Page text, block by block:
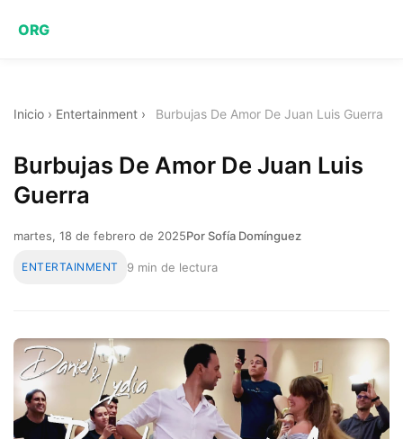
ORG
Inicio › Entertainment › Burbujas De Amor De Juan Luis Guerra
Burbujas De Amor De Juan Luis
Guerra
martes, 18 de febrero de 2025Por Sofía Domínguez
ENTERTAINMENT 9 min de lectura